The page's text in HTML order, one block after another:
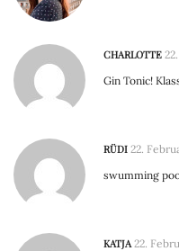
CHARLOTTE
Gin Tonic!
RÜDI 22.
swumming
KATJA 22.